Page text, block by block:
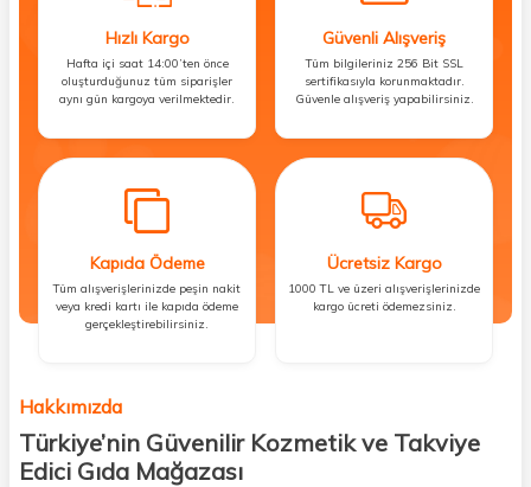
Hızlı Kargo
Hafta içi saat 14:00’ten önce
oluşturduğunuz tüm siparişler
aynı gün kargoya verilmektedir.
Güvenli Alışveriş
Tüm bilgileriniz 256 Bit SSL
sertifikasıyla korunmaktadır.
Güvenle alışveriş yapabilirsiniz.
Kapıda Ödeme
Tüm alışverişlerinizde peşin nakit
veya kredi kartı ile kapıda ödeme
gerçekleştirebilirsiniz.
Ücretsiz Kargo
1000 TL ve üzeri alışverişlerinizde
kargo ücreti ödemezsiniz.
Hakkımızda
Türkiye’nin Güvenilir Kozmetik ve Takviye
Edici Gıda Mağazası